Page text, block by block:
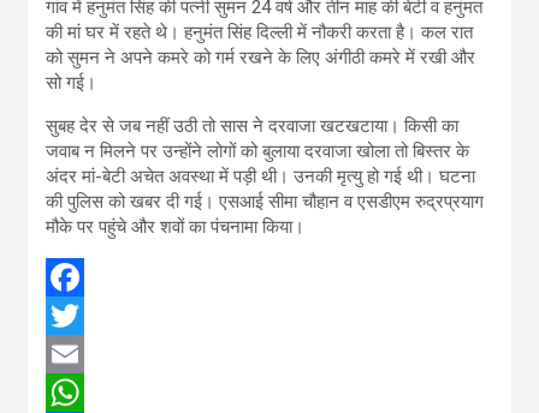
गांव में हनुमंत सिंह की पत्नी सुमन 24 वर्ष और तीन माह की बेटी व हनुंमत
की मां घर में रहते थे। हनुमंत सिंह दिल्ली में नौकरी करता है। कल रात
को सुमन ने अपने कमरे को गर्म रखने के लिए अंगीठी कमरे में रखी और
सो गई।
सुबह देर से जब नहीं उठी तो सास ने दरवाजा खटखटाया। किसी का
जवाब न मिलने पर उन्होंने लोगों को बुलाया दरवाजा खोला तो बिस्तर के
अंदर मां-बेटी अचेत अवस्था में पड़ी थी। उनकी मृत्यु हो गई थी। घटना
की पुलिस को खबर दी गई। एसआई सीमा चौहान व एसडीएम रुद्रप्रयाग
मौके पर पहुंचे और शवों का पंचनामा किया।
F
a
c
T
w
E